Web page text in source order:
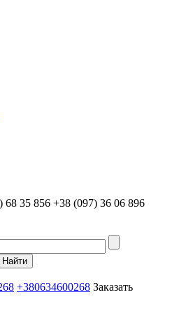
68 35 856 +38 (097) 36 06 896
+380634600268 Заказать